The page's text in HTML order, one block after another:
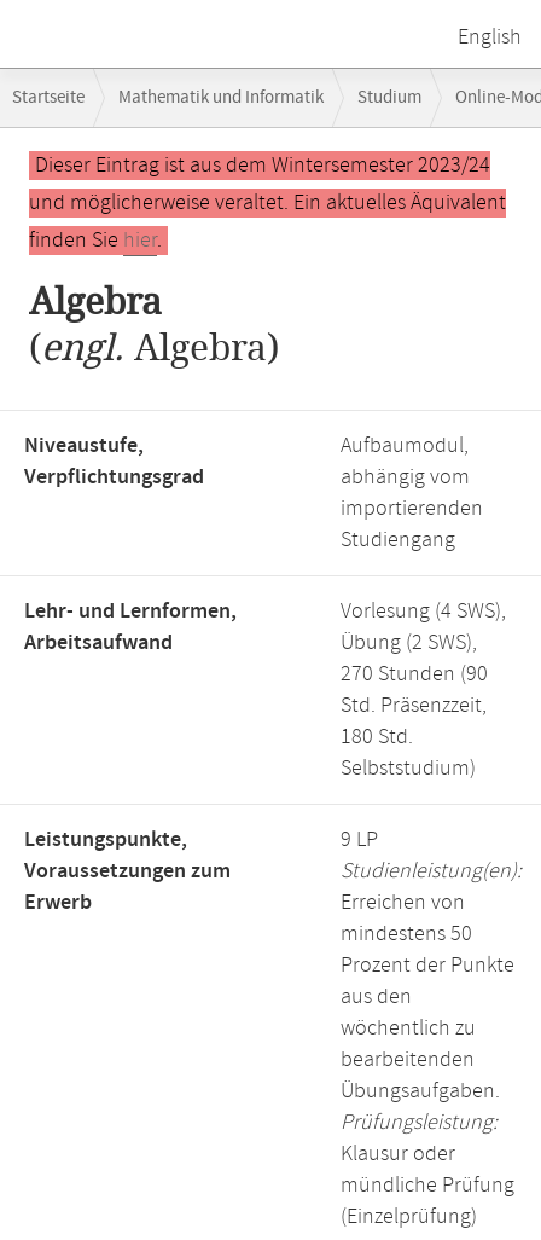
English
Navigation
Startseite Mathematik und Informatik Studium Online-
Hauptinhalt
Dieser Eintrag ist aus dem Wintersemester 2023/24
und möglicherweise veraltet. Ein aktuelles Äquivalent
finden Sie hier.
Algebra
(engl. Algebra)
Niveaustufe,
Verpflichtungsgrad
Aufbaumodul,
abhängig vom
importierenden
Studiengang
Lehr- und Lernformen,
Arbeitsaufwand
Vorlesung (4 SWS),
Übung (2 SWS),
270 Stunden (90
Std. Präsenzzeit,
180 Std.
Selbststudium)
Leistungspunkte,
Voraussetzungen zum
Erwerb
9 LP
Studienleistung(en):
Erreichen von
mindestens 50
Prozent der Punkte
aus den
wöchentlich zu
bearbeitenden
Übungsaufgaben.
Prüfungsleistung:
Klausur oder
mündliche Prüfung
(Einzelprüfung)